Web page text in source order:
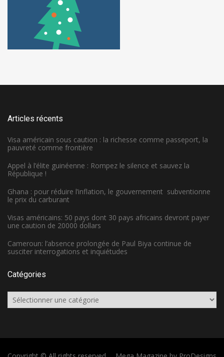
Articles récents
Visa américain sous caution : la richesse comme passeport, la
pauvreté comme frontière
Appel à l’élite guinéenne : Rompez le silence et sauvez la
République !
Ghana : pour réduire l’inflation, le gouvernement subventionne
le prix du carburant
Visas américains: 50 pays dont 30 pays africains devront payer
une caution de 20000 dollars
Cameroun: l’absence prolongée de Paul Biya continue de
susciter interrogations et inquiétudes
Catégories
Catégories